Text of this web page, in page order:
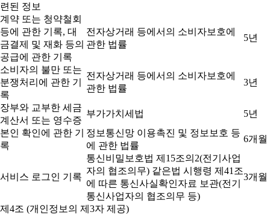
련된 정보
계약 또는 청약철회
등에 관한 기록, 대
금결제 및 재화 등의
공급에 관한 기록
전자상거래 등에서의 소비자보호에
관한 법률
5년
소비자의 불만 또는
분쟁처리에 관한 기
록
전자상거래 등에서의 소비자보호에
관한 법률
3년
장부와 교부한 세금
계산서 또는 영수증
부가가치세법
5년
본인 확인에 관한 기
록
정보통신망 이용촉진 및 정보보호 등
에 관한 법률
6개월
서비스 로그인 기록
통신비밀보호법 제15조의2(전기사업
자의 협조의무) 같은법 시행령 제41조
에 따른 통신사실확인자료 보관(전기
통신사업자의 협조의무 등)
3개월
제4조 (개인정보의 제3자 제공)